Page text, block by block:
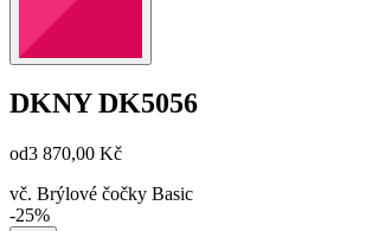
DKNY DK5056
od3 870,00 Kč
vč. Brýlové čočky Basic
-25%